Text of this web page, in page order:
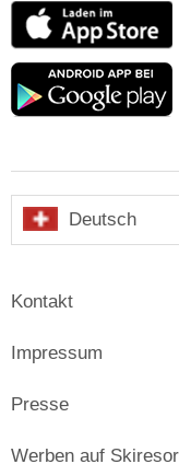
App
Store
Deutsch
Kontakt
Impressum
Presse
Werben auf